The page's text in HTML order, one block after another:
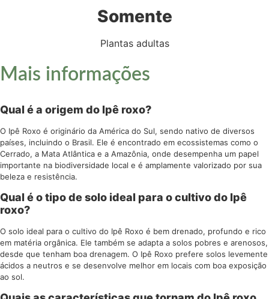
Somente
Plantas adultas
Mais informações
Qual é a origem do Ipê roxo?
O Ipê Roxo é originário da América do Sul, sendo nativo de diversos
países, incluindo o Brasil. Ele é encontrado em ecossistemas como o
Cerrado, a Mata Atlântica e a Amazônia, onde desempenha um papel
importante na biodiversidade local e é amplamente valorizado por sua
beleza e resistência.
Qual é o tipo de solo ideal para o cultivo do Ipê
roxo?
O solo ideal para o cultivo do Ipê Roxo é bem drenado, profundo e rico
em matéria orgânica. Ele também se adapta a solos pobres e arenosos,
desde que tenham boa drenagem. O Ipê Roxo prefere solos levemente
ácidos a neutros e se desenvolve melhor em locais com boa exposição
ao sol.